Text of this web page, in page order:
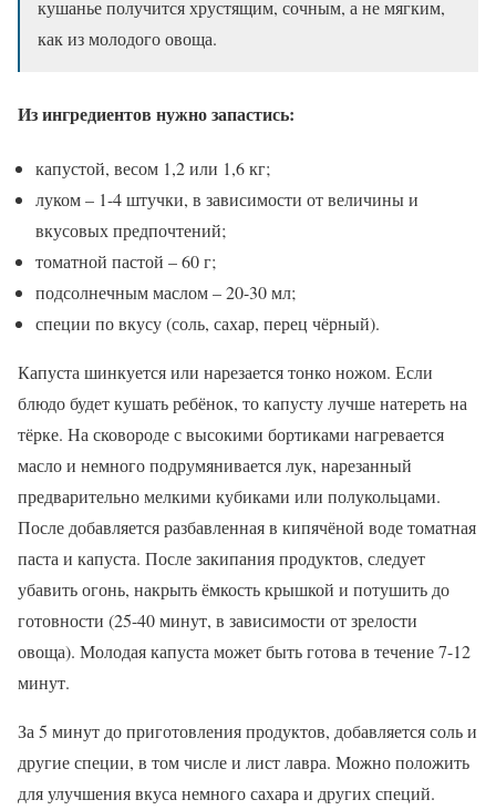
кушанье получится хрустящим, сочным, а не мягким,
как из молодого овоща.
Из ингредиентов нужно запастись:
капустой, весом 1,2 или 1,6 кг;
луком – 1-4 штучки, в зависимости от величины и
вкусовых предпочтений;
томатной пастой – 60 г;
подсолнечным маслом – 20-30 мл;
специи по вкусу (соль, сахар, перец чёрный).
Капуста шинкуется или нарезается тонко ножом. Если
блюдо будет кушать ребёнок, то капусту лучше натереть на
тёрке. На сковороде с высокими бортиками нагревается
масло и немного подрумянивается лук, нарезанный
предварительно мелкими кубиками или полукольцами.
После добавляется разбавленная в кипячёной воде томатная
паста и капуста. После закипания продуктов, следует
убавить огонь, накрыть ёмкость крышкой и потушить до
готовности (25-40 минут, в зависимости от зрелости
овоща). Молодая капуста может быть готова в течение 7-12
минут.
За 5 минут до приготовления продуктов, добавляется соль и
другие специи, в том числе и лист лавра. Можно положить
для улучшения вкуса немного сахара и других специй.